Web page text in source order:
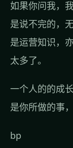
如果你问我，
是说不完的，
是运营知识，
太多了。
一个人的的成
是你所做的事
bp